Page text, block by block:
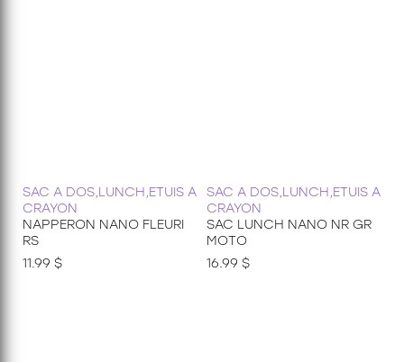
SAC A DOS,LUNCH,ETUIS A
CRAYON
NAPPERON NANO FLEURI
RS
11.99 $
SAC A DOS,LUNCH,ETUIS A
CRAYON
SAC LUNCH NANO NR GR
MOTO
16.99 $